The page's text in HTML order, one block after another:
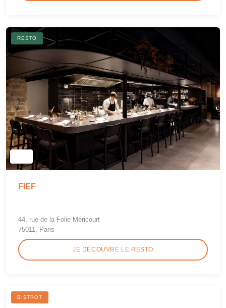
RESTO
FIEF
44, rue de la Folie Méricourt
75011, Paris
JE DÉCOUVRE LE RESTO
BISTROT